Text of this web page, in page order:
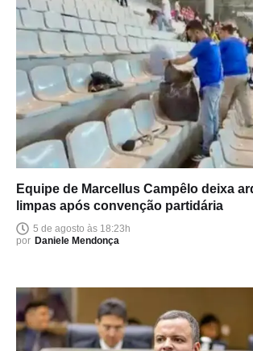
Equipe de Marcellus Campêlo deixa
limpas após convenção partidária
5 de agosto às 18:23h
por Daniele Mendonça